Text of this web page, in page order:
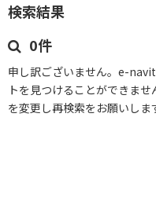
検索結果
0件
申し訳ございません。e-
トを見つけることができませ
を変更し再検索をお願いしま